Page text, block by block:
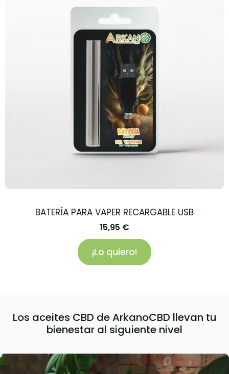
BATERÍA PARA VAPER RECARGABLE USB
15,95 €
¡Lo quiero!
Los aceites CBD de ArkanoCBD llevan tu
bienestar al siguiente nivel